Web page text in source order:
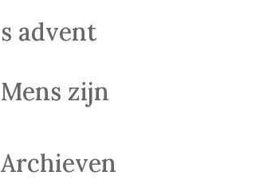
s advent
Mens zijn
Archieven